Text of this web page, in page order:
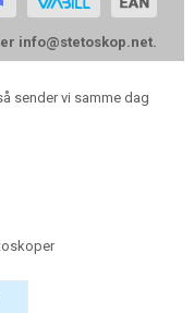
info@stetoskop.net.
sender vi samme dag